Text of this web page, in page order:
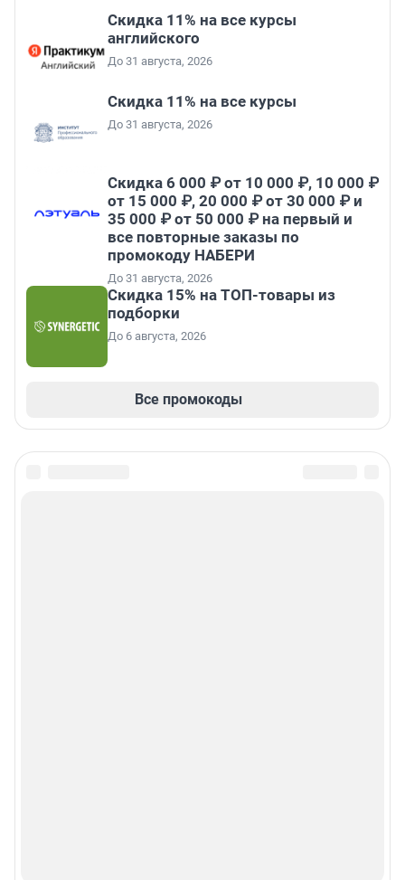
Скидка 11% на все курсы
английского
До 31 августа, 2026
Скидка 11% на все курсы
До 31 августа, 2026
Скидка 6 000 ₽ от 10 000 ₽, 10 000 ₽
от 15 000 ₽, 20 000 ₽ от 30 000 ₽ и
35 000 ₽ от 50 000 ₽ на первый и
все повторные заказы по
промокоду НАБЕРИ
До 31 августа, 2026
Скидка 15% на ТОП-товары из
подборки
До 6 августа, 2026
Все промокоды